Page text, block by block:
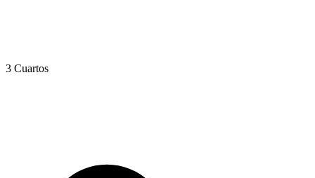
3 Cuartos